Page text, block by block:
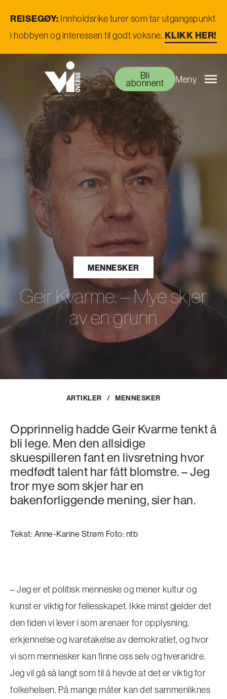
REISEGØY: Innholdsrike turer som tar utgangspunkt
i hobbyen og interessen til godt voksne.KLIKK HER!
Bli
abonnent Meny
MENNESKER
Geir Kvarme: – Mye skjer
av en grunn
ARTIKLER / MENNESKER
Opprinnelig hadde Geir Kvarme tenkt å
bli lege. Men den allsidige
skuespilleren fant en livsretning hvor
medfødt talent har fått blomstre. – Jeg
tror mye som skjer har en
bakenforliggende mening, sier han.
Tekst: Anne-Karine Strøm Foto: ntb
– Jeg er et politisk menneske og mener kultur og
kunst er viktig for fellesskapet. Ikke minst gjelder det
den tiden vi lever i som arenaer for opplysning,
erkjennelse og ivaretakelse av demokratiet, og hvor
vi som mennesker kan finne oss selv og hverandre.
Jeg vil gå så langt som til å hevde at det er viktig for
folkehelsen. På mange måter kan det sammenliknes